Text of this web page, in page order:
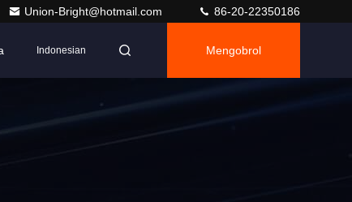
Union-Bright@hotmail.com 86-20-22350186
Indonesian Mengobrol